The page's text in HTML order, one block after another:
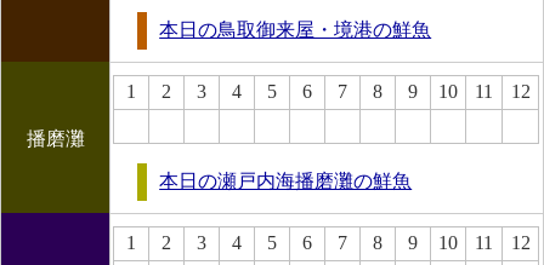
本日の鳥取御来屋・境港の鮮魚
播磨灘
1 2 3 4 5 6 7 8 9 10 11 12
本日の瀬戸内海播磨灘の鮮魚
1 2 3 4 5 6 7 8 9 10 11 12